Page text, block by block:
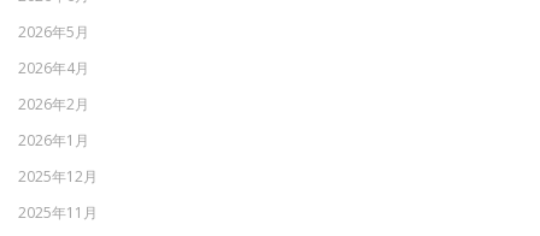
2026年5月
2026年4月
2026年2月
2026年1月
2025年12月
2025年11月